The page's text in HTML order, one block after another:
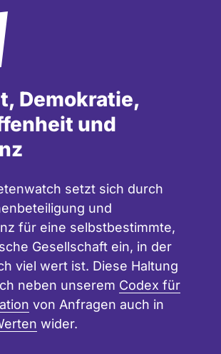
Demokratie,
und
setzt sich durch
und
für eine selbstbestimmte,
Gesellschaft ein, in der
viel wert ist. Diese Haltung
neben unserem Codex für
von Anfragen auch in
wider.